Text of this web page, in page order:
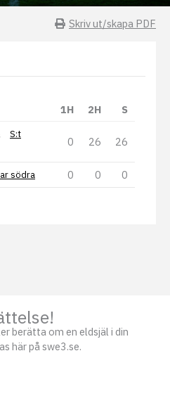
Skriv ut/skapa PDF
1H 2H S
S:t
0 26 26
södra 0 0 0
berätta om en eldsjäl i din
här på swe3.se.